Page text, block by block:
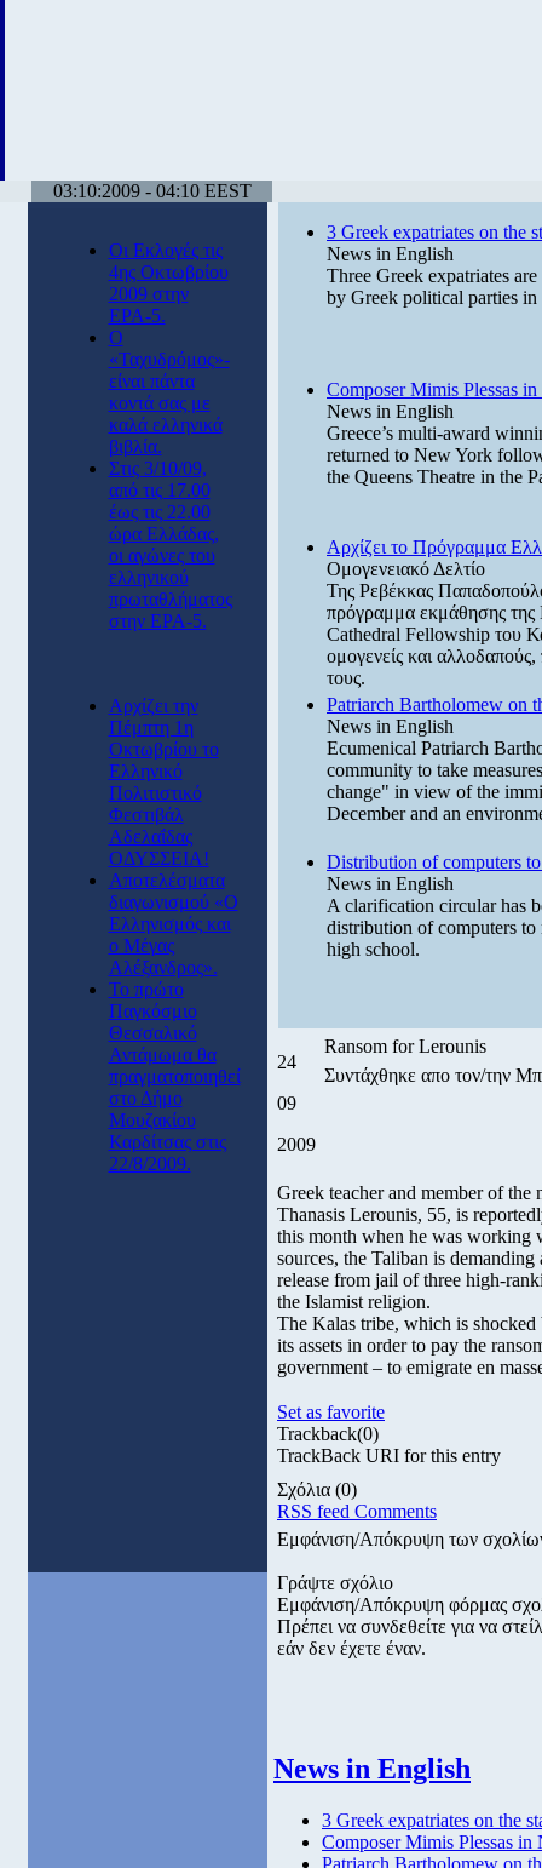
03:10:2009 - 04:10 EEST
Οι Εκλογές τις
4ης Οκτωβρίου
2009 στην
ΕΡΑ-5.
Ο
«Ταχυδρόμος»-
είναι πάντα
κοντά σας με
καλά ελληνικά
βιβλία.
Στις 3/10/09,
από τις 17.00
έως τις 22.00
ώρα Ελλάδας,
οι αγώνες του
ελληνικού
πρωταθλήματος
στην ΕΡΑ-5.
Αρχίζει την
Πέμπτη 1η
Οκτωβρίου το
Ελληνικό
Πολιτιστικό
Φεστιβάλ
Αδελαΐδας
ΟΔΥΣΣΕΙΑ!
Αποτελέσματα
διαγωνισμού «Ο
Ελληνισμός και
ο Μέγας
Αλέξανδρος».
Το πρώτο
Παγκόσμιο
Θεσσαλικό
Αντάμωμα θα
πραγματοποιηθεί
στο Δήμο
Μουζακίου
Καρδίτσας στις
22/8/2009.
3 Greek expatriates on the
News in English
Three Greek expatriates
by Greek political parties
Composer Mimis Plessas
News in English
Greece’s multi-award
returned to New York
the Queens Theatre in the
Αρχίζει το Πρόγραμμα
Ομογενειακό Δελτίο
Της Ρεβέκκας
πρόγραμμα εκμάθησης της
Cathedral Fellowship του
ομογενείς και
τους.
Patriarch Bartholomew on
News in English
Ecumenical Patriarch
community to take
change" in view of the
December and an
Distribution of computers
News in English
A clarification circular has
distribution of computers to
high school.
24
09
2009
Ransom for Lerounis
Συντάχθηκε απο τον/την
Greek teacher and member of the
Thanasis Lerounis, 55, is
this month when he was working
sources, the Taliban is
release from jail of three high-
the Islamist religion.
The Kalas tribe, which is
its assets in order to pay the
government – to emigrate en
Set as favorite
Trackback(0)
TrackBack URI for this entry
Σχόλια (0)
RSS feed Comments
Εμφάνιση/Απόκρυψη των
Γράψτε σχόλιο
Εμφάνιση/Απόκρυψη φόρμας
Πρέπει να συνδεθείτε για να
εάν δεν έχετε έναν.
News in English
3 Greek expatriates on the
Composer Mimis Plessas in
Patriarch Bartholomew on